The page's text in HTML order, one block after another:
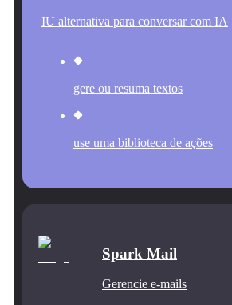
IU alternativa para conversar com IA
gere ou resuma textos
use uma biblioteca de ações
Spark Mail
Gerencie e‑mails